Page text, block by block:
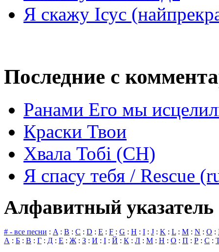
Я скажу Ісус
Последние с
Ранами Его мы
Краски Твои
Хвала Тобі (СН)
Я спасу тебя / Rescue
Алфавитный указатель
# - все песни : A : B : C : D : E : F : G : H : I : J : K : L : M : N : O :
А : Б : В : Г : Д : Е : Ж : З : И : І : Й : К : Л : М : Н : О : П : Р : С :